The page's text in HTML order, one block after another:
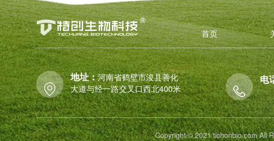
首页
地址：河南省鹤壁市浚县善化
大道与经一路交叉口西北400米
电
Copyright © 2021 tichonbio.com All